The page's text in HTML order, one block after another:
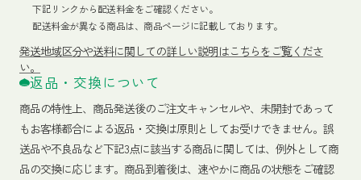
下記リンクから配送料金をご確認ください。
配送料金が異なる商品は、商品ページに記載しております。
発送地域区分や送料に関しての詳しい説明はこちらをご覧くださ
い。
返品・交換について
商品の特性上、商品発送後のご注文キャンセルや、未開封であって
もお客様都合による返品・交換は原則としてお受けできません。誤
送品や不良品など下記3点に該当する商品に関しては、例外として商
品の交換に応じます。商品到着後は、速やかに商品の状態をご確認